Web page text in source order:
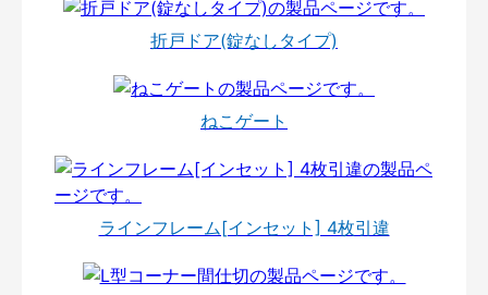
折戸ドア(錠なしタイプ)
ねこゲート
ラインフレーム[インセット] 4枚引違